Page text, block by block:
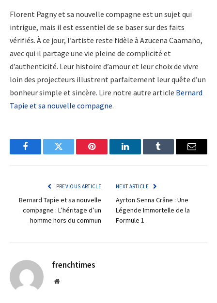
Florent Pagny et sa nouvelle compagne est un sujet qui
intrigue, mais il est essentiel de se baser sur des faits
vérifiés. À ce jour, l’artiste reste fidèle à Azucena Caamaño,
avec qui il partage une vie pleine de complicité et
d’authenticité. Leur histoire d’amour et leur choix de vivre
loin des projecteurs illustrent parfaitement leur quête d’un
bonheur simple et sincère. Lire notre autre article Bernard
Tapie et sa nouvelle compagne.
FacebookTwitter Pinterest LinkedInTumblr Email
PREVIOUS ARTICLE
Bernard Tapie et sa nouvelle
compagne : L’héritage d’un
homme hors du commun
NEXT ARTICLE
Ayrton Senna Crâne : Une
Légende Immortelle de la
Formule 1
frenchtimes
Website